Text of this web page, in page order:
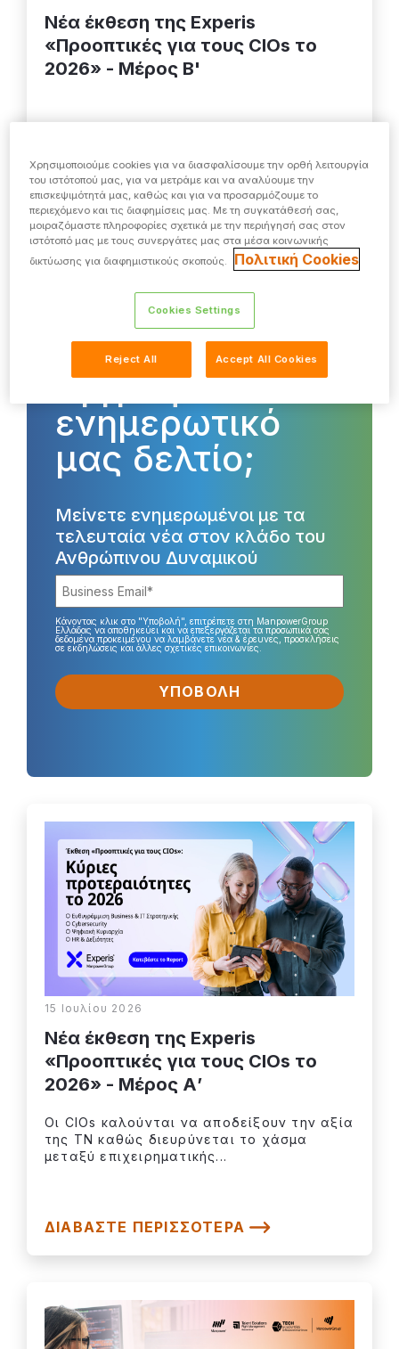
Νέα έκθεση της Experis
«Προοπτικές για τους CIOs το
2026» - Μέρος Β'
ΔΙΑΒΆΣΤΕ ΠΕΡΙΣΣΌΤΕΡΑ
Θέλετε να
εγγραφείτε στο
ενημερωτικό
μας δελτίο;
Μείνετε ενημερωμένοι με τα
τελευταία νέα στον κλάδο του
Ανθρώπινου Δυναμικού
Κάνοντας κλικ στο "Υποβολή", επιτρέπετε στη ManpowerGroup
Ελλάδας να αποθηκεύει και να επεξεργάζεται τα προσωπικά σας
δεδομένα προκειμένου να λαμβάνετε νέα & έρευνες, προσκλήσεις
σε εκδηλώσεις και άλλες σχετικές επικοινωνίες.
15 Ιουλίου 2026
Νέα έκθεση της Experis
«Προοπτικές για τους CIOs το
2026» - Μέρος Α’
Οι CIOs καλούνται να αποδείξουν την αξία
της ΤΝ καθώς διευρύνεται το χάσμα
μεταξύ επιχειρηματικής...
ΔΙΑΒΆΣΤΕ ΠΕΡΙΣΣΌΤΕΡΑ
Χρησιμοποιούμε cookies για να διασφαλίσουμε την ορθή λειτουργία
του ιστότοπού μας, για να μετράμε και να αναλύουμε την
επισκεψιμότητά μας, καθώς και για να προσαρμόζουμε το
περιεχόμενο και τις διαφημίσεις μας. Με τη συγκατάθεσή σας,
μοιραζόμαστε πληροφορίες σχετικά με την περιήγησή σας στον
ιστότοπό μας με τους συνεργάτες μας στα μέσα κοινωνικής
δικτύωσης για διαφημιστικούς σκοπούς.
Πολιτική Cookies
Cookies Settings
Reject All Accept All Cookies